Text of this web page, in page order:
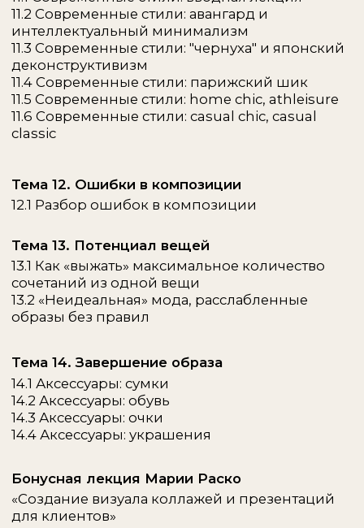
Какпродвигать свои услугии
находить клиентов?
Как грамотно
цель
в пошаговый план?
Как выстроитьдолгосрочную
работус клиентом?
4. С продюсером Alter.a Елизаветой Цинк и
3. Со стилистами Марией Раско и Еленой
Миленковой «Как организовать работу с
клиентом, выстроить границы и выбрать
оптимальный подход к услуге »
2. С Ольгой Ребровой «Что бы я делала
сейчас, если бы только начинала
практиковать: пошаговый план»
БОНУСНЫЙ БЛОК
*доступ от тарифа студент
ЛЕКЦИИ ОТ ПРИГЛАШЕННЫХ
3. Лекция Ксении Шухарт
«Работа на международном рынке»
4. Лекция Елены Миленковой
2. Воркшоп Елизаветы Скоробогатовой
«Worldwide Styling: методика работы
1. Лекция Дели Сератировой
«Стиль Street Wear»